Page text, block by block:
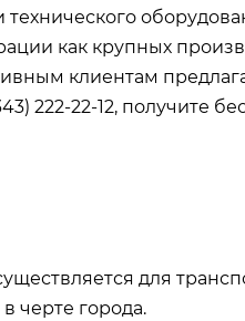
как крупных
клиентам
222-22-12, получите
для
черте города.